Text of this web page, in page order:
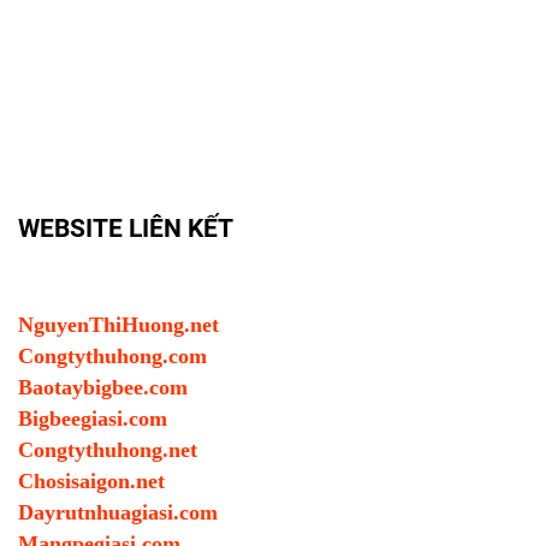
WEBSITE LIÊN KẾT
NguyenThiHuong.net
Congtythuhong.com
Baotaybigbee.com
Bigbeegiasi.com
Congtythuhong.net
Chosisaigon.net
Dayrutnhuagiasi.com